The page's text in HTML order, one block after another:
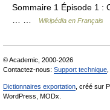
Sommaire 1 Épisode 1 :
Wikipédia en Français
© Academic, 2000-2026
Contactez-nous: Support technique
Dictionnaires exportation , créé sur
WordPress, MODx.